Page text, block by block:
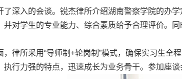
了深入的会谈。锐杰律所介绍湖南警察学院的办
并对学生的专业能力、综合素质给予合理评价。
，律所采用“导师制+轮岗制”模式，确保实习生
执行力强的特点，迅速成长为业务骨干。参加座